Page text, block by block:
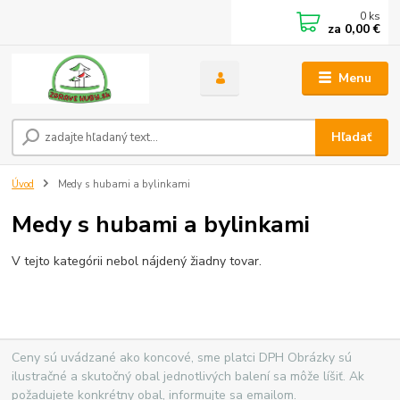
Menu
Hľadať
0 ks
za 0,00 €
Úvod Medy s hubami a bylinkami
Medy s hubami a bylinkami
V tejto kategórii nebol nájdený žiadny tovar.
Ceny sú uvádzané ako koncové, sme platci DPH Obrázky sú
ilustračné a skutočný obal jednotlivých balení sa môže líšiť. Ak
požadujete konkrétny obal, informujte sa emailom.